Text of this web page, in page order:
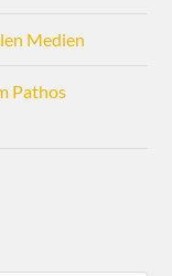
Medien
Pathos